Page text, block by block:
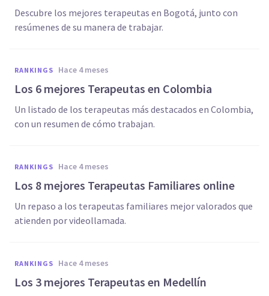
Descubre los mejores terapeutas en Bogotá, junto con
resúmenes de su manera de trabajar.
RANKINGS hace 4 meses
Los 6 mejores Terapeutas en Colombia
Un listado de los terapeutas más destacados en Colombia,
con un resumen de cómo trabajan.
RANKINGS hace 4 meses
Los 8 mejores Terapeutas Familiares online
Un repaso a los terapeutas familiares mejor valorados que
atienden por videollamada.
RANKINGS hace 4 meses
Los 3 mejores Terapeutas en Medellín